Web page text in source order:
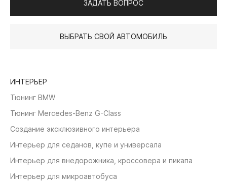
ЗАДАТЬ ВОПРОС
ВЫБРАТЬ СВОЙ АВТОМОБИЛЬ
ИНТЕРЬЕР
Тюнинг BMW
Тюнинг Mercedes-Benz G-Class
Создание эксклюзивного интерьера
Интерьер для седанов, купе и универсала
Интерьер для внедорожника, кроссовера и пикапа
Интерьер для микроавтобуса